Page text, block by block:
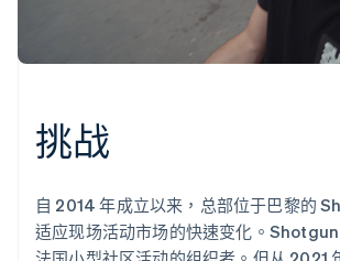
挑战
自 2014 年成立以来，总部位于巴黎的
适应现场活动市场的快速变化。